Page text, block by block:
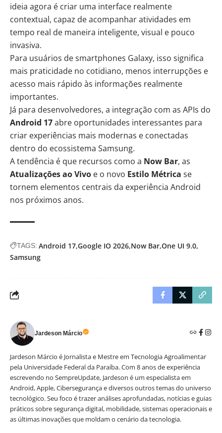
ideia agora é criar uma interface realmente
contextual, capaz de acompanhar atividades em
tempo real de maneira inteligente, visual e pouco
invasiva.
Para usuários de smartphones Galaxy, isso significa
mais praticidade no cotidiano, menos interrupções e
acesso mais rápido às informações realmente
importantes.
Já para desenvolvedores, a integração com as APIs do
Android 17abre oportunidades interessantes para
criar experiências mais modernas e conectadas
dentro do ecossistema Samsung.
A tendência é que recursos como a Now Bar, as
Atualizações ao Vivo e o novo Estilo Métrica se
tornem elementos centrais da experiência Android
nos próximos anos.
TAGS: Android 17 Google IO 2026 Now Bar One UI 9.0
Samsung
Jardeson Márcio
Jardeson Márcio é Jornalista e Mestre em Tecnologia Agroalimentar
pela Universidade Federal da Paraíba. Com 8 anos de experiência
escrevendo no SempreUpdate, Jardeson é um especialista em
Android, Apple, Cibersegurança e diversos outros temas do universo
tecnológico. Seu foco é trazer análises aprofundadas, notícias e guias
práticos sobre segurança digital, mobilidade, sistemas operacionais e
as últimas inovações que moldam o cenário da tecnologia.